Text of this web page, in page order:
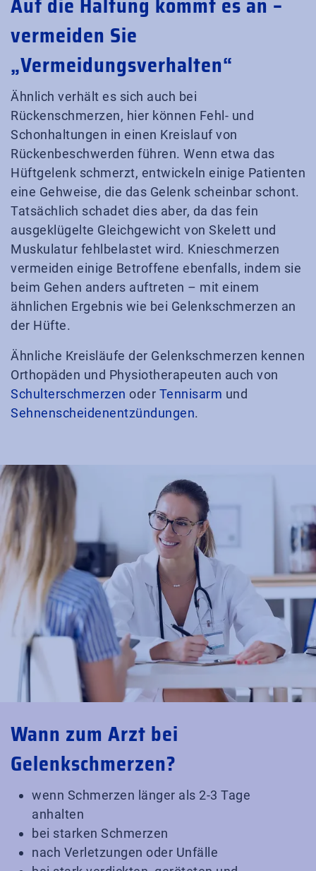
vermeiden Sie
„Vermeidungsverhalten“
Ähnlich verhält es sich auch bei
Rückenschmerzen, hier können Fehl- und
Schonhaltungen in einen Kreislauf von
Rückenbeschwerden führen. Wenn etwa das
Hüftgelenk schmerzt, entwickeln einige Patienten
eine Gehweise, die das Gelenk scheinbar schont.
Tatsächlich schadet dies aber, da das fein
ausgeklügelte Gleichgewicht von Skelett und
Muskulatur fehlbelastet wird. Knieschmerzen
vermeiden einige Betroffene ebenfalls, indem sie
beim Gehen anders auftreten – mit einem
ähnlichen Ergebnis wie bei Gelenkschmerzen an
der Hüfte.
Ähnliche Kreisläufe der Gelenkschmerzen kennen
Orthopäden und Physiotherapeuten auch von
Schulterschmerzen oder Tennisarm und
Sehnenscheidenentzündungen.
Wann zum Arzt bei
Gelenkschmerzen?
wenn Schmerzen länger als 2-3 Tage
anhalten
bei starken Schmerzen
nach Verletzungen oder Unfälle